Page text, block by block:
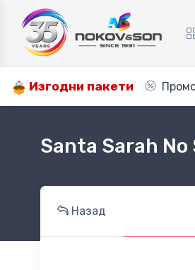
Изгодни пакети
Santa Sarah No
Назад